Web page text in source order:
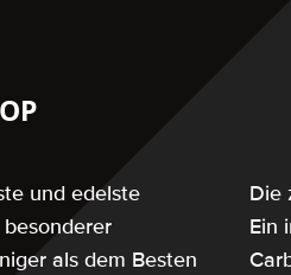
und edelste
als dem Besten
Die
Ein